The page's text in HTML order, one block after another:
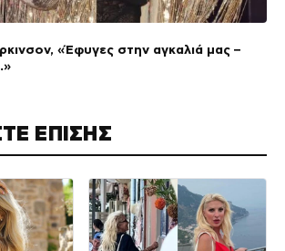
«Έφυγες στην αγκαλιά μας –
ΕΠΙΣΗΣ